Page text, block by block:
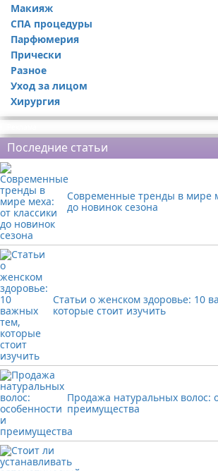
Макияж
СПА процедуры
Парфюмерия
Прически
Разное
Уход за лицом
Хирургия
Последние статьи
Современные тренды в мире
до новинок сезона
Статьи о женском здоровье: 10
которые стоит изучить
Продажа натуральных волос:
преимущества